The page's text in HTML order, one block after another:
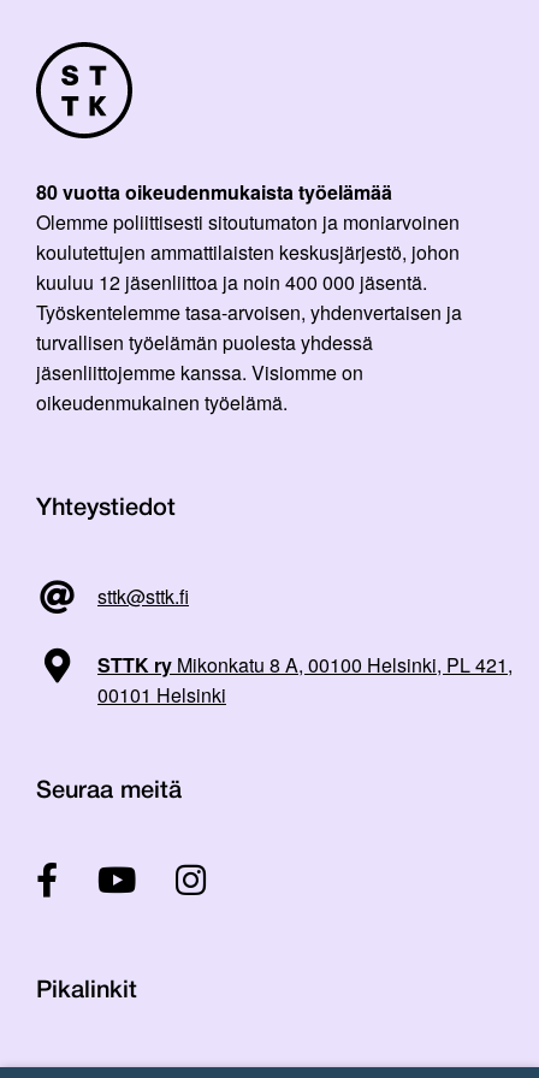
80 vuotta oikeudenmukaista työelämää
Olemme poliittisesti sitoutumaton ja moniarvoinen
koulutettujen ammattilaisten keskusjärjestö, johon
kuuluu 12 jäsenliittoa ja noin 400 000 jäsentä.
Työskentelemme tasa-arvoisen, yhdenvertaisen ja
turvallisen työelämän puolesta yhdessä
jäsenliittojemme kanssa. Visiomme on
oikeudenmukainen työelämä.
Yhteystiedot
sttk@sttk.fi
STTK ry Mikonkatu 8 A, 00100 Helsinki, PL 421,
00101 Helsinki
Seuraa meitä
Pikalinkit